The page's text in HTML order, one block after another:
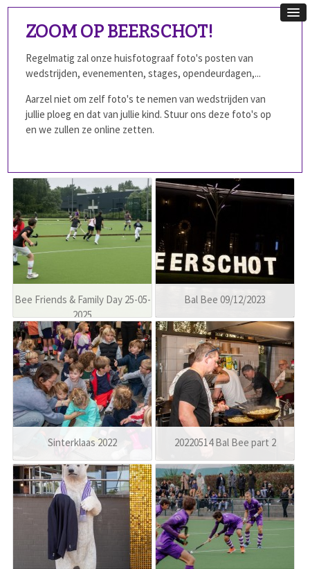
ZOOM OP BEERSCHOT!
Regelmatig zal onze huisfotograaf foto's posten van
wedstrijden, evenementen, stages, opendeurdagen,...
Aarzel niet om zelf foto's te nemen van wedstrijden van
jullie ploeg en dat van jullie kind. Stuur ons deze foto's op
en we zullen ze online zetten.
Bee Friends & Family Day 25-05-
2025
Bal Bee 09/12/2023
Sinterklaas 2022 20220514 Bal Bee part 2